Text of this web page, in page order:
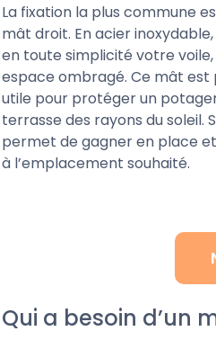
La fixation la plus commune
mât droit. En acier
en toute simplicité votre
espace ombragé. Ce mât
utile pour protéger un
terrasse des rayons du soleil.
permet de gagner en place
à l’emplacement souhaité.
Qui a besoin d’un